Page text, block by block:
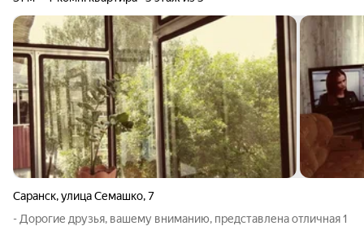
Саранск,улица Семашко,7
- Дорогие друзья, вашему вниманию, представлена отличная 1